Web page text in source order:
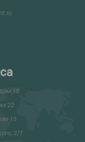
10
22
13
2/7